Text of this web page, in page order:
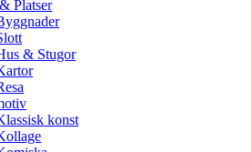
Platser
& Stugor
konst